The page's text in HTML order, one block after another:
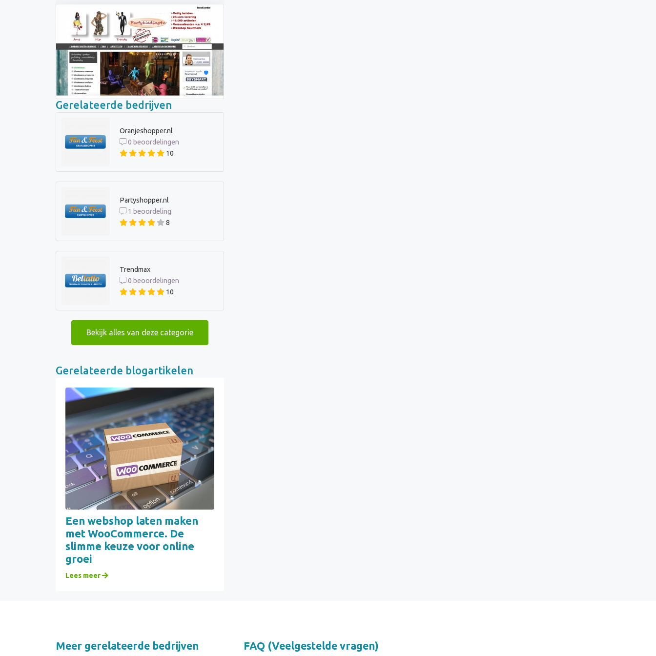
Gerelateerde bedrijven
Oranjeshopper.nl
0 beoordelingen
10
Partyshopper.nl
1 beoordeling
8
Trendmax
0 beoordelingen
10
Bekijk alles van deze categorie
Gerelateerde blogartikelen
Een webshop laten maken
met WooCommerce. De
slimme keuze voor online
groei
Lees meer
Meer gerelateerde bedrijven FAQ (Veelgestelde vragen)